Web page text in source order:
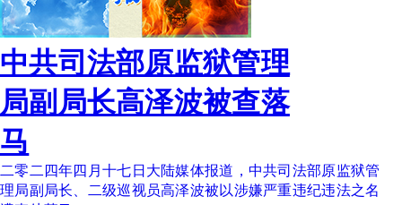
中共司法部原监狱管理
局副局长高泽波被查落
马
二零二四年四月十七日大陆媒体报道，中共司法部原监狱管
理局副局长、二级巡视员高泽波被以涉嫌严重违纪违法之名